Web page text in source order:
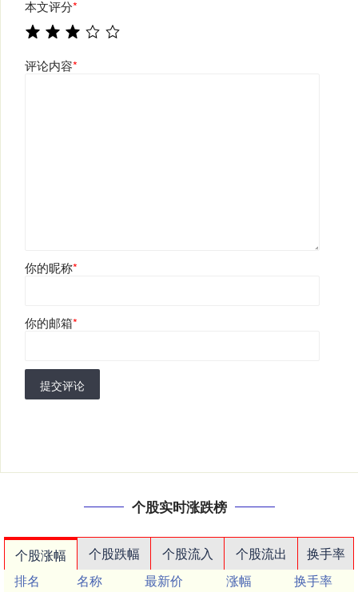
本文评分*
评论内容*
你的昵称*
你的邮箱*
提交评论
个股实时涨跌榜
个股涨幅 个股跌幅 个股流入 个股流出
换手率
排名
名称 最新价 涨幅
换手率